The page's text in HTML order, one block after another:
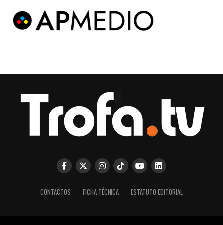
CONTACTOS FICHA TÉCNICA ESTATUTO EDITORIAL